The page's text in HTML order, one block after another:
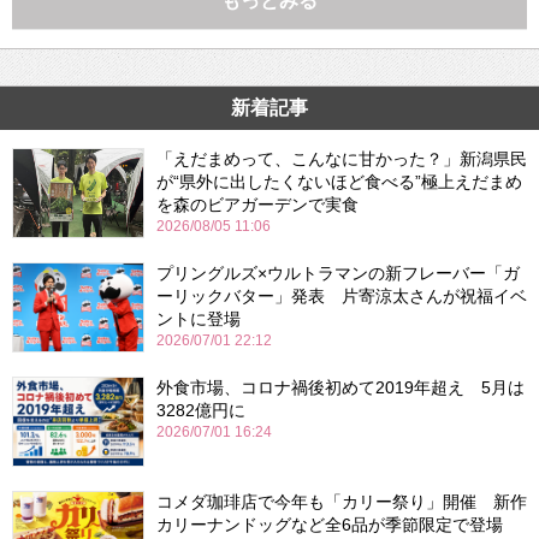
新着記事
「えだまめって、こんなに甘かった？」新潟県民
が“県外に出したくないほど食べる”極上えだまめ
を森のビアガーデンで実食
2026/08/05 11:06
プリングルズ×ウルトラマンの新フレーバー「ガ
ーリックバター」発表 片寄涼太さんが祝福イベ
ントに登場
2026/07/01 22:12
外食市場、コロナ禍後初めて2019年超え 5月は
3282億円に
2026/07/01 16:24
コメダ珈琲店で今年も「カリー祭り」開催 新作
カリーナンドッグなど全6品が季節限定で登場